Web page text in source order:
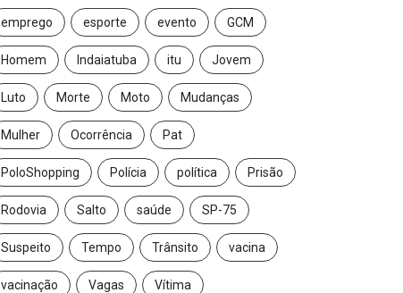
emprego esporte evento GCM
Homem Indaiatuba itu Jovem
Luto Morte Moto Mudanças
Mulher Ocorrência Pat
PoloShopping Polícia política Prisão
Rodovia Salto saúde SP-75
Suspeito Tempo Trânsito vacina
vacinação Vagas Vítima